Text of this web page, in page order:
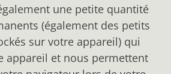
une petite quantité
(également des petits
sur votre appareil) qui
appareil et nous permettent